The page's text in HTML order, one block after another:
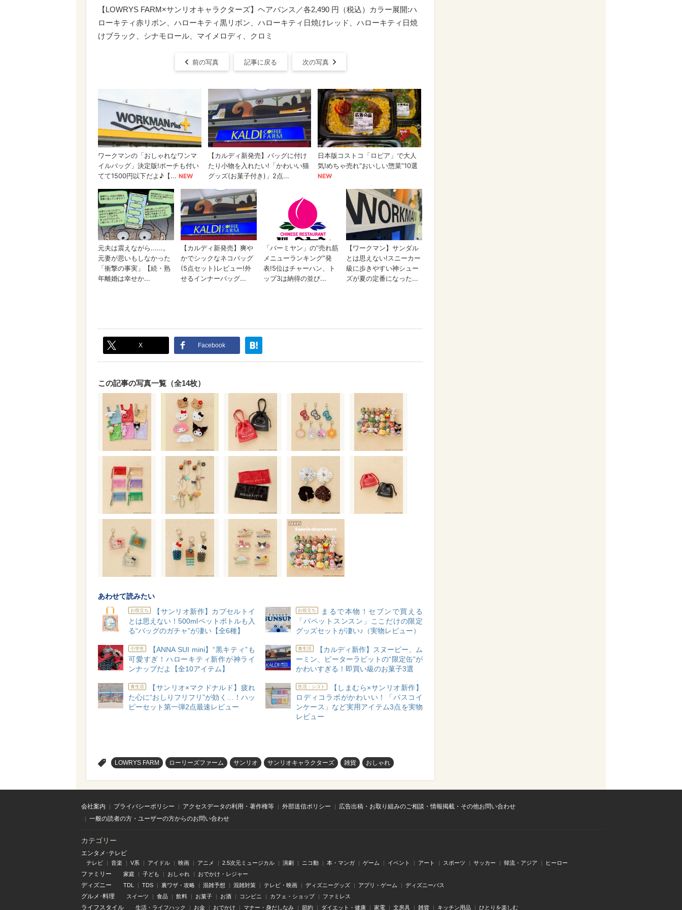
【LOWRYS FARM×サンリオキャラクターズ】ヘアバンス／各2,490 円（税込）カラー展開:ハ
ローキティ赤リボン、ハローキティ黒リボン、ハローキティ日焼けレッド、ハローキティ日焼
けブラック、シナモロール、マイメロディ、クロミ
前の写真 記事に戻る 次の写真
X Facebook
この記事の写真一覧（全14枚）
あわせて読みたい
お役立ち
【サンリオ新作】カプセルトイ
とは思えない！500mlペットボトルも入
る“バッグのガチャ”が凄い【全6種】
お役立ち
まるで本物！セブンで買える
「パペットスンスン」ここだけの限定
グッズセットが凄い♪（実物レビュー）
小学生
【ANNA SUI mini】“黒キティ”も
可愛すぎ！ハローキティ新作が神ライ
ンナップだよ【全10アイテム】
食生活
【カルディ新作】スヌーピー、ム
ーミン、ピーターラビットの“限定缶”が
かわいすぎる！即買い級のお菓子3選
食生活
【サンリオ×マクドナルド】疲れ
た心に“おしりフリフリ”が効く…！ハッ
ピーセット第一弾2点最速レビュー
生活・シゴト
【しまむら×サンリオ新作】
ロディコラボがかわいい！「パスコイ
ンケース」など実用アイテム3点を実物
レビュー
LOWRYS FARM ローリーズファーム サンリオ サンリオキャラクターズ 雑貨 おしゃれ
会社案内 プライバシーポリシー アクセスデータの利用・著作権等 外部送信ポリシー
広告出稿・お取り組みのご相談・情報掲載・その他お問い合わせ
一般の読者の方・ユーザーの方からのお問い合わせ
カテゴリー
エンタメ･テレビ
テレビ 音楽 V系 アイドル 映画 アニメ 2.5次元ミュージカル 演劇 ニコ動 本・マンガ ゲーム イベント アート スポーツ サッカー 韓流・アジア ヒーロー
ファミリー 家庭 子ども おしゃれ おでかけ・レジャー
ディズニー TDL TDS 裏ワザ・攻略 混雑予想 混雑対策 テレビ・映画 ディズニーグッズ アプリ・ゲーム ディズニーパス
グルメ･料理 スイーツ 食品 飲料 お菓子 お酒 コンビニ カフェ・ショップ ファミレス
ライフスタイル 生活・ライフハック お金 おでかけ マナー・身だしなみ 節約 ダイエット・健康 家電 文房具 雑貨 キッチン用品 ひとりを楽しむ